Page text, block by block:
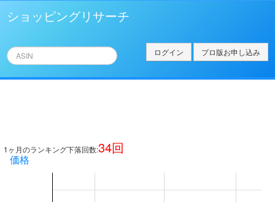
ショッピングリサーチ
ログイン プロ版お申し込み
1ヶ月のランキング下落回数:34回
価格